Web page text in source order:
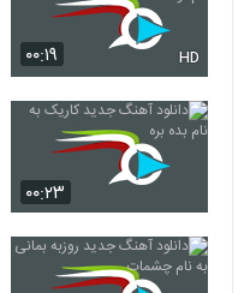
۰۰:۱۹ HD
۰۰:۲۳